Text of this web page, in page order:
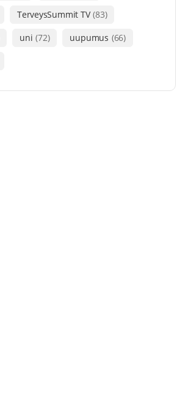
TerveysSummit TV (83)
uni (72) uupumus (66)